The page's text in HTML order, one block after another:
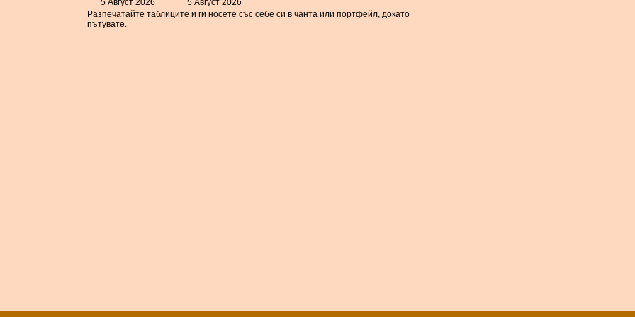
5 Август 2026
5 Август 2026
Разпечатайте таблиците и ги носете със себе си в чанта или портфейл, докато
пътувате.